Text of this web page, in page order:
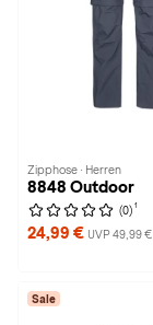
Zipphose · Herren
8848 Outdoor
(0) 1
24,99 € UVP 49,99 €
Sale